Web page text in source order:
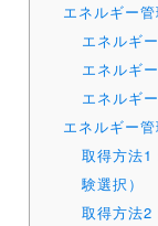
エネルギー
エネルギ
エネルギ
エネルギ
エネルギー
取得方法1
験選択）
取得方法2